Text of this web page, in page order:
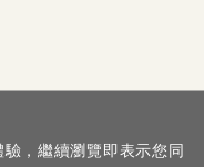
，繼續瀏覽即表示您同
網頁設計 │ 新視野